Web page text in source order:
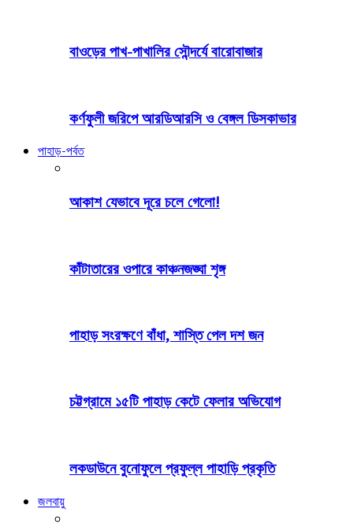
বাওড়ের পাখ-পাখালির সৌন্দর্যে বারোবাজার
কর্ণফুলী জরিপে আরডিআরসি ও বেঙ্গল ডিসকাভার
পাহাড়-পর্বত
আকাশ যেভাবে দূরে চলে গেলো!
কাঁটাতারের ওপারে কাঞ্চনজঙ্ঘা শৃঙ্গ
পাহাড় সংরক্ষণে বাঁধা, শাস্তি পেল দশ জন
চট্টগ্রামে ১৫টি পাহাড় কেটে ফেলার অভিযোগ
লকডাউনে বুনোফুলে প্রফুল্ল পাহাড়ি প্রকৃতি
জলবায়ু